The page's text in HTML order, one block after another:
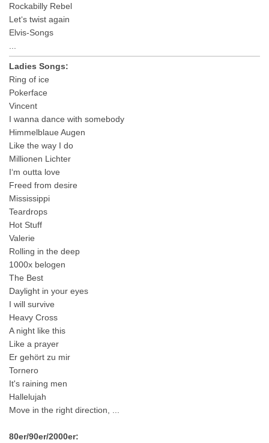
Rockabilly Rebel
Let‘s twist again
Elvis-Songs
Ladies Songs:
Ring of ice
Pokerface
Vincent
I wanna dance with somebody
Himmelblaue Augen
Like the way I do
Millionen Lichter
I‘m outta love
Freed from desire
Mississippi
Teardrops
Hot Stuff
Valerie
Rolling in the deep
1000x belogen
The Best
Daylight in your eyes
I will survive
Heavy Cross
A night like this
Like a prayer
Er gehört zu mir
Tornero
It's raining men
Hallelujah
Move in the right direction, ...
80er/90er/2000er: